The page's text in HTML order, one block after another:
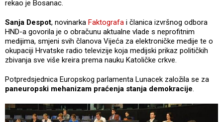
rekao je Bosanac.
Sanja Despot, novinarka Faktografa i članica izvršnog odbora
HND-a govorila je o obračunu aktualne vlade s neprofitnim
medijima, smjeni svih članova Vijeća za elektroničke medije te o
okupaciji Hrvatske radio televizije koja medijski prikaz političkih
zbivanja sve više kreira prema nauku Katoličke crkve.
Potpredsjednica Europskog parlamenta Lunacek založila se za
paneuropski mehanizam praćenja stanja demokracije.